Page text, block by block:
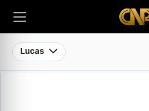
Lucas